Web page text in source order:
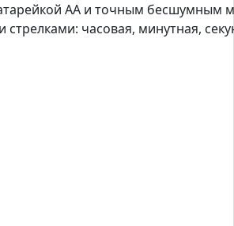
АА и точным бесшумным
стрелками: часовая, минутная,